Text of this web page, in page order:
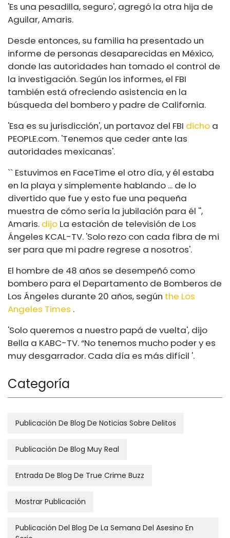
'Es una pesadilla, seguro', agregó la otra hija de
Aguilar, Amaris.
Desde entonces, su familia ha presentado un
informe de personas desaparecidas en México,
donde las autoridades han tomado el control de
la investigación. Según los informes, el FBI
también está ofreciendo asistencia en la
búsqueda del bombero y padre de California.
'Esa es su jurisdicción', un portavoz del FBI dicho a
PEOPLE.com. 'Tenemos que ceder ante las
autoridades mexicanas'.
`` Estuvimos en FaceTime el otro día, y él estaba
en la playa y simplemente hablando ... de lo
divertido que fue y esto fue una pequeña
muestra de cómo sería la jubilación para él '',
Amaris. dijo La estación de televisión de Los
Ángeles KCAL-TV. 'Solo rezo con cada fibra de mi
ser para que mi padre regrese a nosotros'.
El hombre de 48 años se desempeñó como
bombero para el Departamento de Bomberos de
Los Ángeles durante 20 años, según the Los
Angeles Times .
'Solo queremos a nuestro papá de vuelta', dijo
Bella a KABC-TV. “No tenemos mucho poder y es
muy desgarrador. Cada día es más difícil '.
Categoría
Publicación De Blog De Noticias Sobre Delitos
Publicación De Blog Muy Real
Entrada De Blog De True Crime Buzz
Mostrar Publicación
Publicación Del Blog De La Semana Del Asesino En